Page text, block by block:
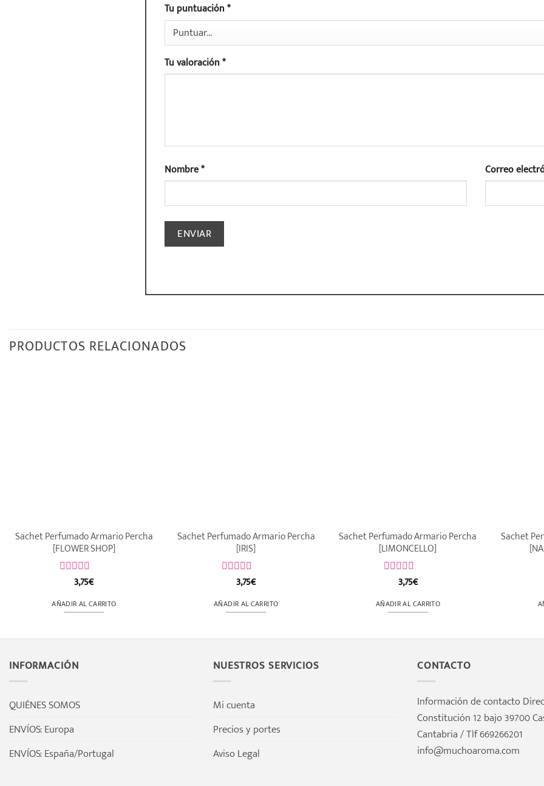
Tu puntuación*
Tu valoración*
Nombre* Correo
PRODUCTOS RELACIONADOS
Sachet Perfumado Armario Percha
[FLOWER SHOP]
Valorado
0
de
3,75€
AÑADIR AL CARRITO
Sachet Perfumado Armario Percha
[IRIS]
Valorado
0
de
3,75€
AÑADIR AL CARRITO
Sachet Perfumado Armario Percha
[LIMONCELLO]
Valorado
0
de
3,75€
AÑADIR AL CARRITO
Sachet
INFORMACIÓN
QUIÉNES SOMOS
ENVÍOS: Europa
ENVÍOS: España/Portugal
NUESTROS SERVICIOS
Mi cuenta
Precios y portes
Aviso Legal
CONTACTO
Información de contacto
Constitución 12 bajo 39700
Cantabria / Tlf 669266201
info@muchoaroma.com